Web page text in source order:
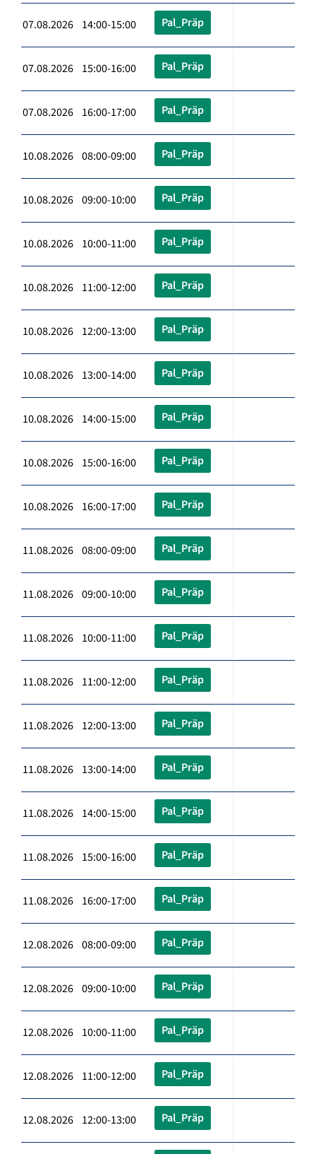
07.08.2026 14:00-15:00 Pal_Präp
07.08.2026 15:00-16:00 Pal_Präp
07.08.2026 16:00-17:00 Pal_Präp
10.08.2026 08:00-09:00 Pal_Präp
10.08.2026 09:00-10:00 Pal_Präp
10.08.2026 10:00-11:00 Pal_Präp
10.08.2026 11:00-12:00 Pal_Präp
10.08.2026 12:00-13:00 Pal_Präp
10.08.2026 13:00-14:00 Pal_Präp
10.08.2026 14:00-15:00 Pal_Präp
10.08.2026 15:00-16:00 Pal_Präp
10.08.2026 16:00-17:00 Pal_Präp
11.08.2026 08:00-09:00 Pal_Präp
11.08.2026 09:00-10:00 Pal_Präp
11.08.2026 10:00-11:00 Pal_Präp
11.08.2026 11:00-12:00 Pal_Präp
11.08.2026 12:00-13:00 Pal_Präp
11.08.2026 13:00-14:00 Pal_Präp
11.08.2026 14:00-15:00 Pal_Präp
11.08.2026 15:00-16:00 Pal_Präp
11.08.2026 16:00-17:00 Pal_Präp
12.08.2026 08:00-09:00 Pal_Präp
12.08.2026 09:00-10:00 Pal_Präp
12.08.2026 10:00-11:00 Pal_Präp
12.08.2026 11:00-12:00 Pal_Präp
12.08.2026 12:00-13:00 Pal_Präp